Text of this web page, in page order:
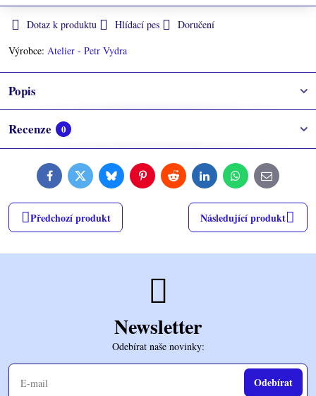
Dotaz k produktu Hlídací pes
Doručení
Výrobce: Atelier - Petr Vydra
Popis
Recenze 0
FacebookTwitterBlueskyPinterestReddit LinkedInWhatsApp
E-
mail
Předchozí produkt Následující produkt
Newsletter
Odebírat naše novinky:
Odebírat